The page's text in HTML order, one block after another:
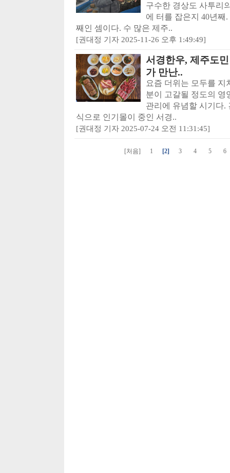
구수한 경상도 사투리
에 터를 잡은지 40년째
째인 셈이다. 수 많은 제주..
[권대정 기자 2025-11-26 오후 1:49:49]
서경한우, 제주도
가 만난..
요즘 더위는 모두를 지
분이 고갈될 정도의 영
관리에 유념할 시기다.
식으로 인기몰이 중인 서경..
[권대정 기자 2025-07-24 오전 11:31:45]
[처음] 1 [2] 3 4 5 6